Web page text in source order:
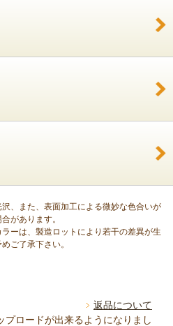
、また、表面加工による微妙な色合いが
があります。
ーは、製造ロットにより若干の差異が生
ご了承下さい。
返品について
プロードが出来るようになりまし